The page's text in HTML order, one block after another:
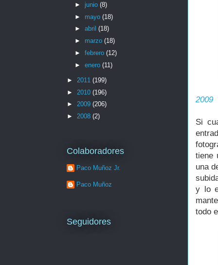
2009
Si
tiene
una
y lo
todo
► junio (8)
► mayo (18)
► abril (18)
► marzo (18)
► febrero (12)
► enero (11)
► 2011 (199)
► 2010 (196)
► 2009 (206)
► 2008 (2)
Colaboradores
Paco Muñoz Jr.
Paco Muñoz
Seguidores